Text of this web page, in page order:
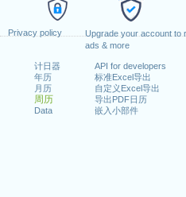
Privacy policy
Upgrade your account to
ads & more
计日器
年历
月历
周历
Data
API for developers
标准Excel导出
自定义Excel导出
导出PDF日历
嵌入小部件